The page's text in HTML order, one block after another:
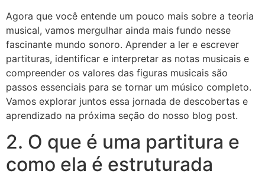
Agora que você entende um pouco mais sobre a teoria
musical, vamos mergulhar ainda mais fundo nesse
fascinante mundo sonoro. Aprender a ler e escrever
partituras, identificar e interpretar as notas musicais e
compreender os valores das figuras musicais são
passos essenciais para se tornar um músico completo.
Vamos explorar juntos essa jornada de descobertas e
aprendizado na próxima seção do nosso blog post.
2. O que é uma partitura e
como ela é estruturada